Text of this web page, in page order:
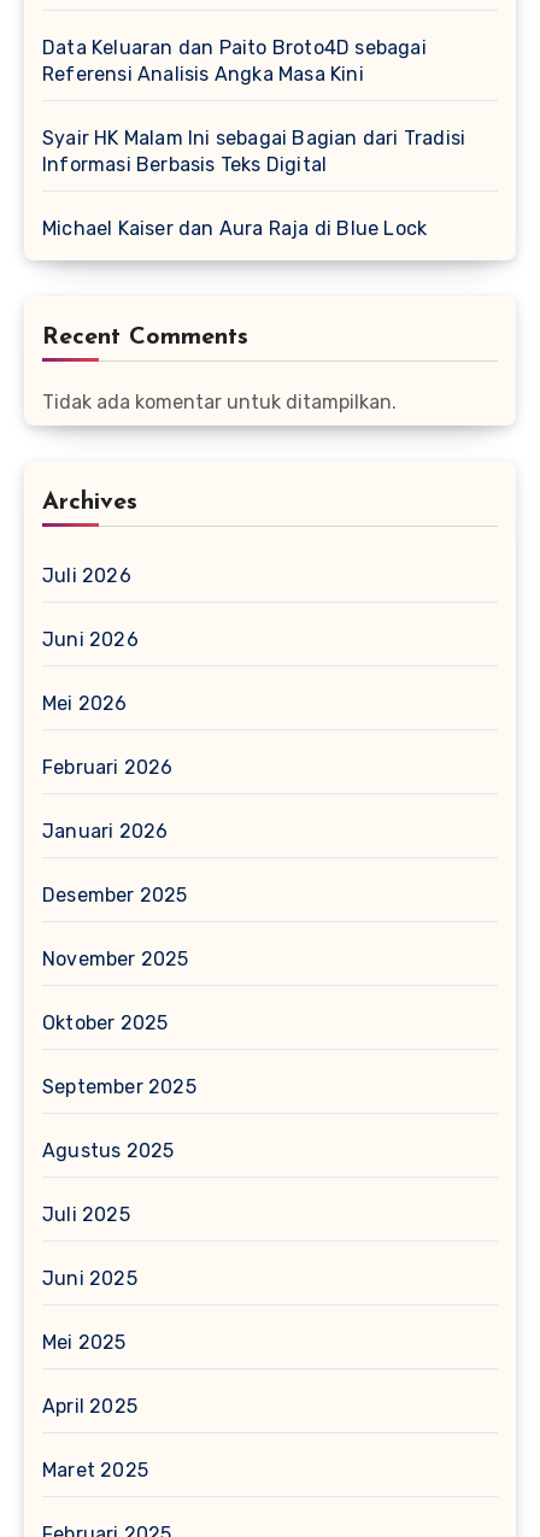
Data Keluaran dan Paito Broto4D sebagai
Referensi Analisis Angka Masa Kini
Syair HK Malam Ini sebagai Bagian dari Tradisi
Informasi Berbasis Teks Digital
Michael Kaiser dan Aura Raja di Blue Lock
Recent Comments
Tidak ada komentar untuk ditampilkan.
Archives
Juli 2026
Juni 2026
Mei 2026
Februari 2026
Januari 2026
Desember 2025
November 2025
Oktober 2025
September 2025
Agustus 2025
Juli 2025
Juni 2025
Mei 2025
April 2025
Maret 2025